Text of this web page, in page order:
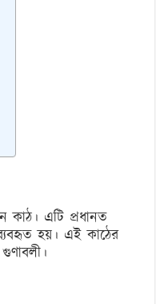
কাঠ। এটি প্রধানত
হয়। এই কাঠের